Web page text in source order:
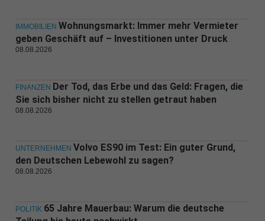
IMMOBILIEN Wohnungsmarkt: Immer mehr Vermieter
geben Geschäft auf – Investitionen unter Druck
08.08.2026
FINANZEN Der Tod, das Erbe und das Geld: Fragen, die
Sie sich bisher nicht zu stellen getraut haben
08.08.2026
UNTERNEHMEN Volvo ES90 im Test: Ein guter Grund,
den Deutschen Lebewohl zu sagen?
08.08.2026
POLITIK 65 Jahre Mauerbau: Warum die deutsche